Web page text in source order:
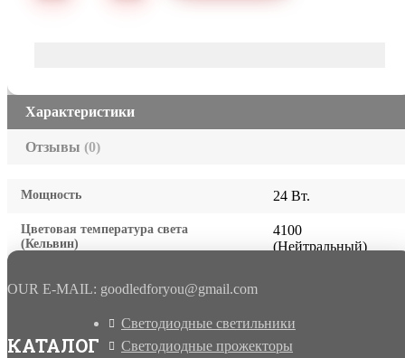
Характеристики
Отзывы (0)
Мощность 24 Вт.
Цветовая температура света
(Кельвин)
4100
(Нейтральный)
OUR E-MAIL: goodledforyou@gmail.cоm
КАТАЛОГ
Светодиодные светильники
Светодиодные прожекторы